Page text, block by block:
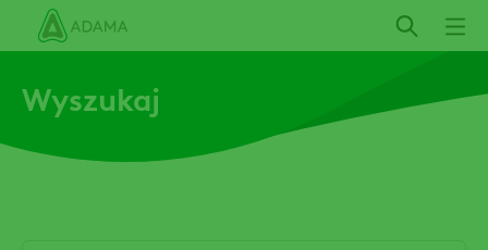
Przejdź
Wyszukaj